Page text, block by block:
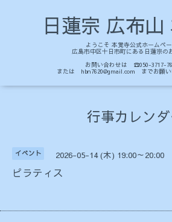
日蓮宗 広布山
ようこそ 本覚寺公式ホームペ
広島市中区十日市町にある日蓮宗の
お問い合わせは ☎050-3717-
または hbn7620@gmail.com までお願い
行事カレン
イベント 2026-05-14 (木) 19:00～20:00
ピラティス